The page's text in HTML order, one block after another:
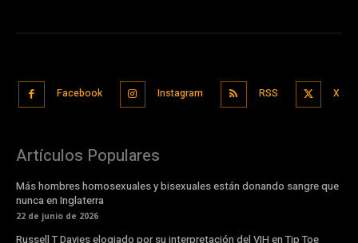
Facebook Instagram RSS X
Artículos Populares
Más hombres homosexuales y bisexuales están donando sangre que
nunca en Inglaterra
22 de junio de 2026
Russell T Davies elogiado por su interpretación del VIH en Tip Toe